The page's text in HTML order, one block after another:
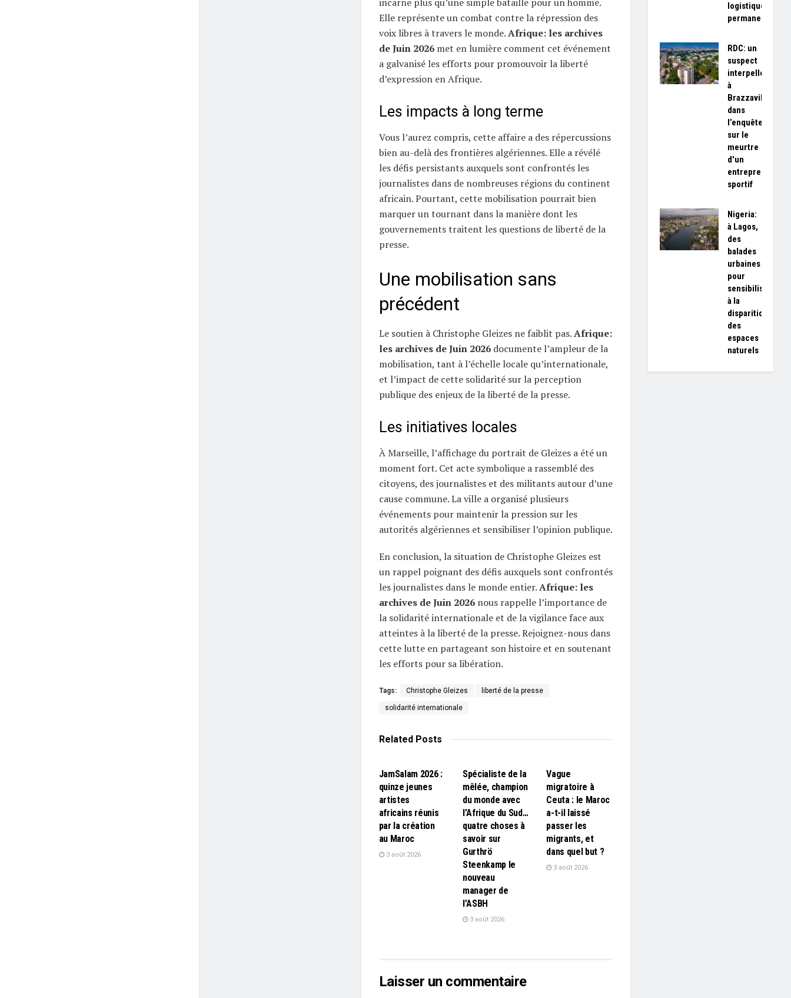
Elle représente un combat contre la répression des
voix libres à travers le monde.Afrique: les archives
de Juin 2026met en lumière comment cet événement
a galvanisé les efforts pour promouvoir la liberté
d’expression en Afrique.
Les impacts à long terme
Vous l’aurez compris, cette affaire a des répercussions
bien au-delà des frontières algériennes. Elle a révélé
les défis persistants auxquels sont confrontés les
journalistes dans de nombreuses régions du continent
africain. Pourtant, cette mobilisation pourrait bien
marquer un tournant dans la manière dont les
gouvernements traitent les questions de liberté de la
presse.
Une mobilisation sans
précédent
Le soutien à Christophe Gleizes ne faiblit pas.Afrique:
les archives de Juin 2026documente l’ampleur de la
mobilisation, tant à l’échelle locale qu’internationale,
et l’impact de cette solidarité sur la perception
publique des enjeux de la liberté de la presse.
Les initiatives locales
À Marseille, l’affichage du portrait de Gleizes a été un
moment fort. Cet acte symbolique a rassemblé des
citoyens, des journalistes et des militants autour d’une
cause commune. La ville a organisé plusieurs
événements pour maintenir la pression sur les
autorités algériennes et sensibiliser l’opinion publique.
En conclusion, la situation de Christophe Gleizes est
un rappel poignant des défis auxquels sont confrontés
les journalistes dans le monde entier.Afrique: les
archives de Juin 2026nous rappelle l’importance de
la solidarité internationale et de la vigilance face aux
atteintes à la liberté de la presse. Rejoignez-nous dans
cette lutte en partageant son histoire et en soutenant
les efforts pour sa libération.
Tags: Christophe Gleizes liberté de la presse
solidarité internationale
RelatedPosts
JamSalam 2026 :
quinze jeunes
artistes
africains réunis
par la création
au Maroc
3 août 2026
Spécialiste de la
mêlée, champion
du monde avec
l’Afrique du Sud…
quatre choses à
savoir sur
Gurthrö
Steenkamp le
nouveau
manager de
l’ASBH
3 août 2026
Vague
migratoire à
Ceuta : le Maroc
a-t-il laissé
passer les
migrants, et
dans quel but ?
3 août 2026
Laisser un commentaire
logistique
permanent»
RDC: un
suspect
interpellé
à
Brazzaville
dans
l’enquête
sur le
meurtre
d'un
entrepreneur
sportif
Nigeria:
à Lagos,
des
balades
urbaines
pour
sensibiliser
à la
disparition
des
espaces
naturels